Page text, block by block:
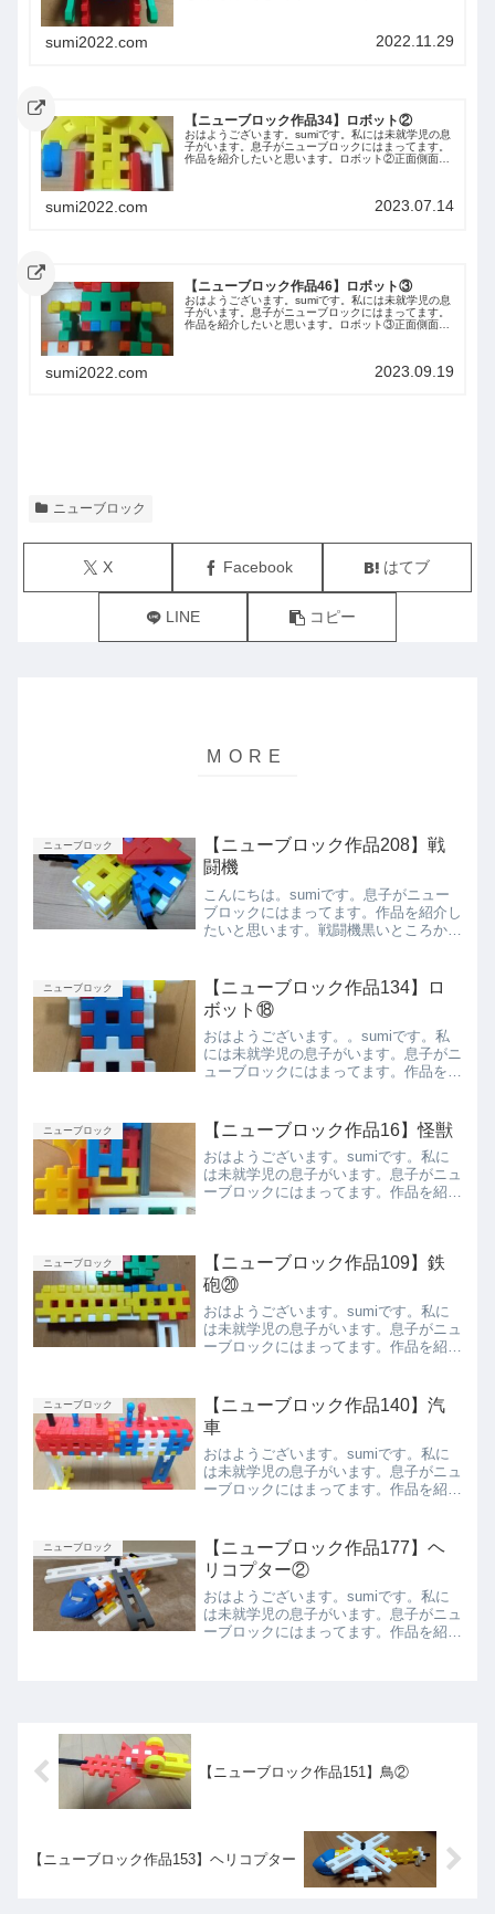
sumi2022.com 2022.11.29
【ニューブロック作品34】ロボット②
おはようございます。sumiです。私には未就学児の息
子がいます。息子がニューブロックにはまってます。
作品を紹介したいと思います。ロボット②正面側面背
sumi2022.com 2023.07.14
【ニューブロック作品46】ロボット③
おはようございます。sumiです。私には未就学児の息
子がいます。息子がニューブロックにはまってます。
作品を紹介したいと思います。ロボット③正面側面側
sumi2022.com 2023.09.19
ニューブロック
X Facebook はてブ
LINE コピー
ニューブロック
【ニューブロック作品208】戦
闘機
こんにちは。sumiです。息子がニュー
ブロックにはまってます。作品を紹介し
たいと思います。戦闘機黒いところから
らまとめ今回は息子が作った戦闘機を紹
介しました。また紹介し...
ニューブロック
【ニューブロック作品134】ロ
ボット⑱
おはようございます。。sumiです。私
には未就学児の息子がいます。息子がニ
ューブロックにはまってます。作品を紹
子が作ったロボット⑱を紹介しました。
また紹介します。
ニューブロック 【ニューブロック作品16】怪獣
おはようございます。sumiです。私に
は未就学児の息子がいます。息子がニュ
ーブロックにはまってます。作品を紹介
す。
ニューブロック
【ニューブロック作品109】鉄
砲⑳
おはようございます。sumiです。私に
は未就学児の息子がいます。息子がニュ
ーブロックにはまってます。作品を紹介
鉄砲⑳を紹介しました。また紹介しま
す。
ニューブロック
【ニューブロック作品140】汽
車
おはようございます。sumiです。私に
は未就学児の息子がいます。息子がニュ
ーブロックにはまってます。作品を紹介
ら後ろからまとめ今回は息子が作った汽
車を紹介しました。次回...
ニューブロック
【ニューブロック作品177】ヘ
リコプター②
おはようございます。sumiです。私に
は未就学児の息子がいます。息子がニュ
ーブロックにはまってます。作品を紹介
【ニューブロック作品151】鳥②
【ニューブロック作品153】ヘリコプター